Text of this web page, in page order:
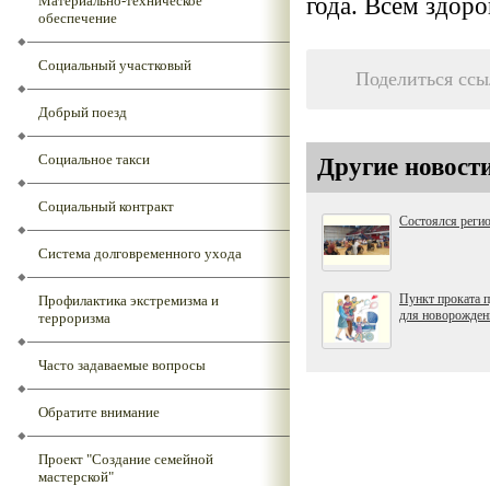
обеспечение
Социальный участковый
Добрый поезд
Социальное такси
Социальный контракт
Система долговременного ухода
Профилактика экстремизма и
терроризма
Часто задаваемые вопросы
Обратите внимание
Проект "Создание семейной
мастерской"
Поделиться
Другие
Состоялся
Пункт проката
для